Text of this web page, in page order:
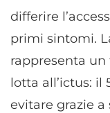
differire
primi sintomi.
rappresenta
lotta all’ictus: il
evitare grazie